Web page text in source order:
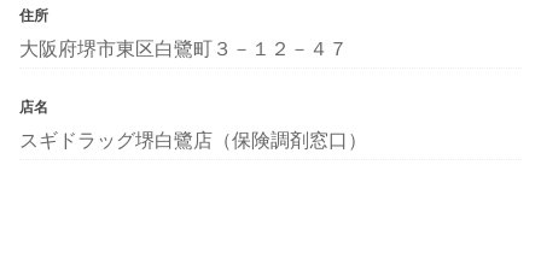
住所
大阪府堺市東区白鷺町３－１２－４７
店名
スギドラッグ堺白鷺店（保険調剤窓口）